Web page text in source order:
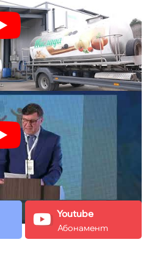
Youtube
Абонамент